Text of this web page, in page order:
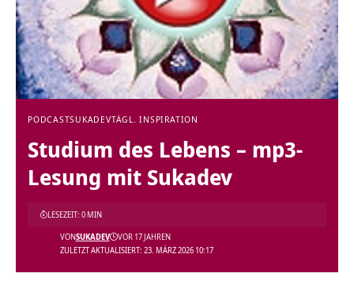
PODCASTSUKADEVTÄGL. INSPIRATION
Studium des Lebens – mp3-
Lesung mit Sukadev
ZULETZT AKTUALISIERT: 23. MÄRZ 2026 10:17
VONSUKADEV VOR 17 JAHREN
LESEZEIT: 0 MIN